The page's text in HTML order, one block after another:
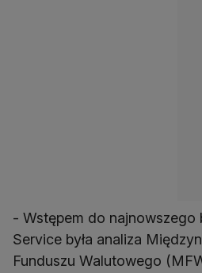
- Wstępem do najnowszego
Service była analiza
Funduszu Walutowego